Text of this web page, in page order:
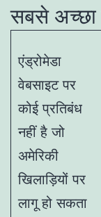
सबसे अच्छा
एंड्रोमेडा
वेबसाइट पर
कोई प्रतिबंध
नहीं है जो
अमेरिकी
खिलाड़ियों पर
लागू हो सकता